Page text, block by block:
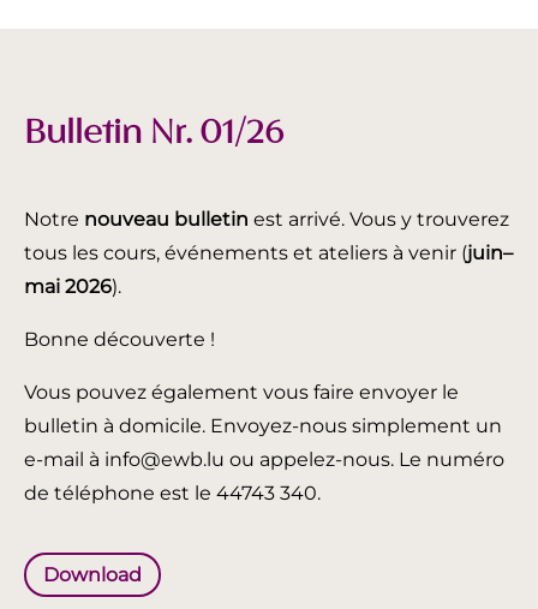
Bulletin Nr. 01/26
Notre nouveau bulletin est arrivé. Vous y trouverez
tous les cours, événements et ateliers à venir (juin–
mai 2026).
Bonne découverte !
Vous pouvez également vous faire envoyer le
bulletin à domicile. Envoyez-nous simplement un
e-mail à info@ewb.lu ou appelez-nous. Le numéro
de téléphone est le 44743 340.
Download